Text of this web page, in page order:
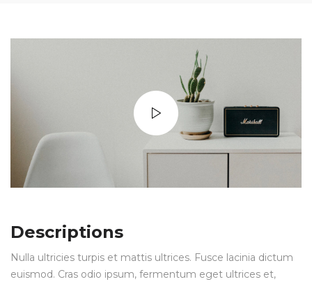
Descriptions
Nulla ultricies turpis et mattis ultrices. Fusce lacinia dictum
euismod. Cras odio ipsum, fermentum eget ultrices et,